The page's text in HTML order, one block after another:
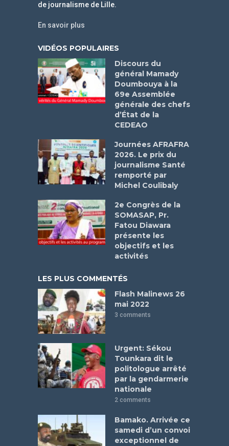
de journalisme de Lille.
En savoir plus
VIDÉOS POPULAIRES
Discours du
général Mamady
Doumbouya à la
69e Assemblée
générale des chefs
d’État de la
CEDEAO
Journées AFRAFRA
2026. Le prix du
journalisme Santé
remporté par
Michel Coulibaly
2e Congrès de la
SOMASAP, Pr.
Fatou Diawara
présente les
objectifs et les
activités
LES PLUS COMMENTÉS
Flash Malinews 26
mai 2022
3 comments
Urgent: Sékou
Tounkara dit le
politologue arrêté
par la gendarmerie
nationale
2 comments
Bamako. Arrivée ce
samedi d’un convoi
exceptionnel de